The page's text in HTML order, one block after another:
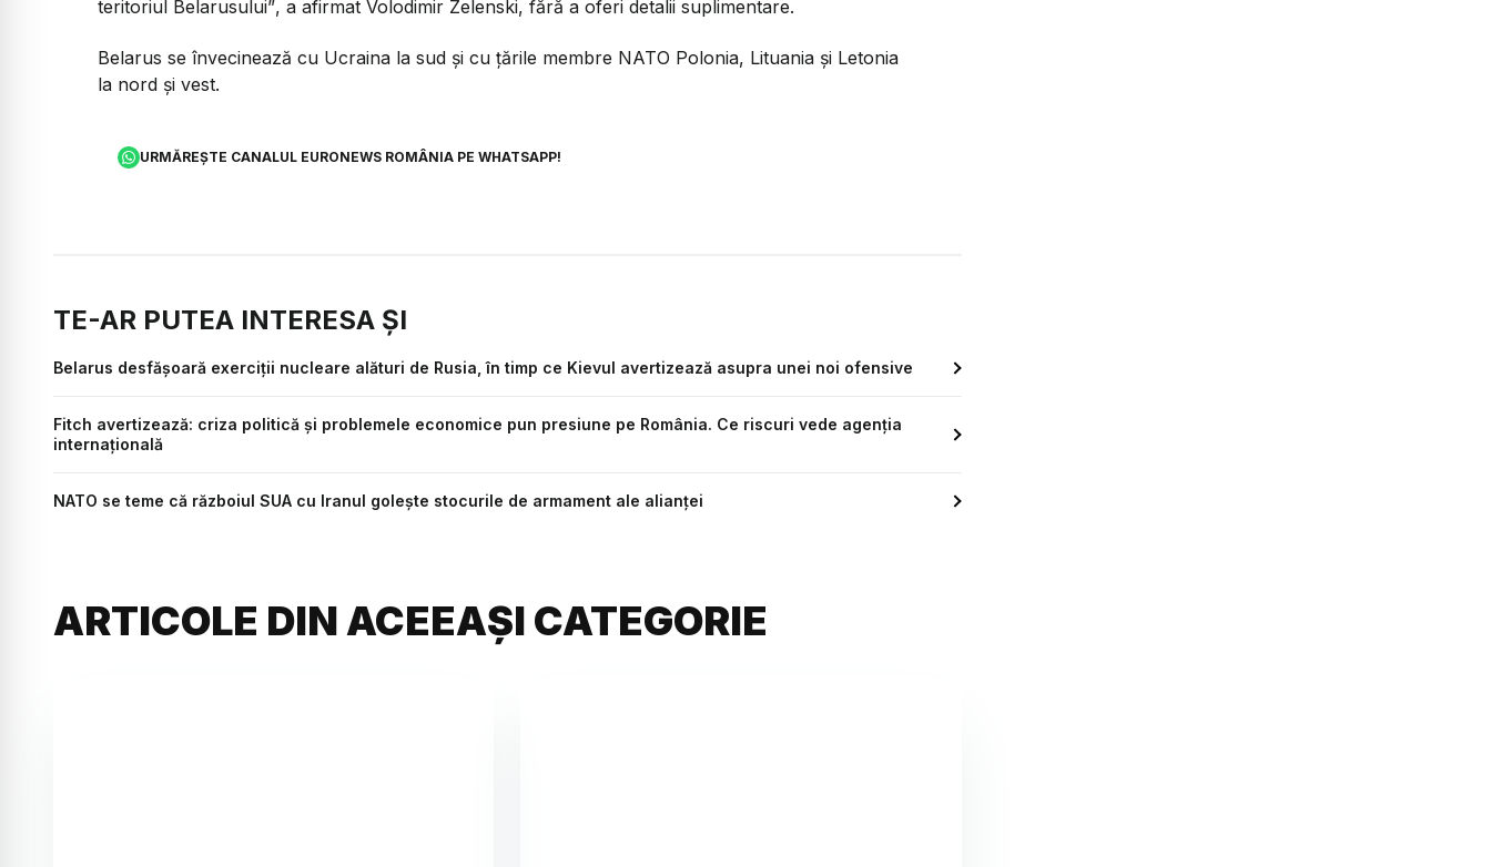
teritoriul Belarusului”, a afirmat Volodimir Zelenski, fără a oferi detalii suplimentare.
Belarus se învecinează cu Ucraina la sud și cu țările membre NATO Polonia, Lituania și Letonia
la nord și vest.
URMĂREȘTE CANALUL EURONEWS ROMÂNIA PE WHATSAPP!
TE-AR PUTEA INTERESA ȘI
Belarus desfășoară exerciții nucleare alături de Rusia, în timp ce Kievul avertizează asupra unei noi ofensive
Fitch avertizează: criza politică și problemele economice pun presiune pe România. Ce riscuri vede agenția
internațională
NATO se teme că războiul SUA cu Iranul golește stocurile de armament ale alianței
ARTICOLE DIN ACEEAȘI CATEGORIE